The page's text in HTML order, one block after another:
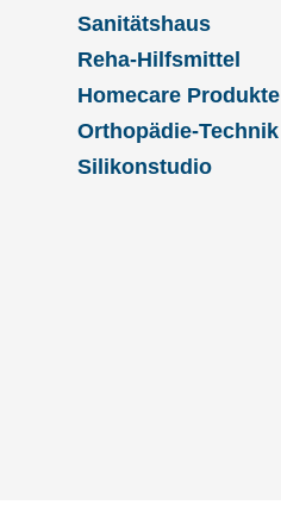
Sanitätshaus
Reha-Hilfsmittel
Homecare Produkte
Orthopädie-Technik
Silikonstudio